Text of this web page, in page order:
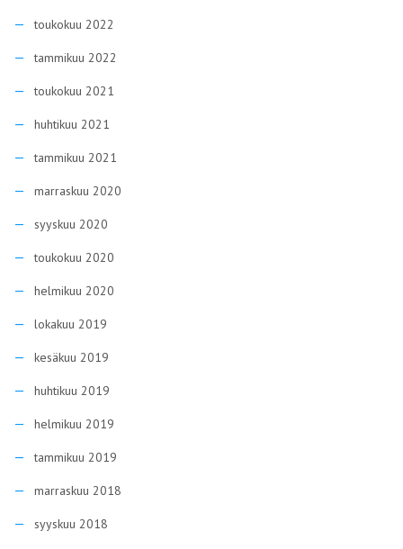
toukokuu 2022
tammikuu 2022
toukokuu 2021
huhtikuu 2021
tammikuu 2021
marraskuu 2020
syyskuu 2020
toukokuu 2020
helmikuu 2020
lokakuu 2019
kesäkuu 2019
huhtikuu 2019
helmikuu 2019
tammikuu 2019
marraskuu 2018
syyskuu 2018